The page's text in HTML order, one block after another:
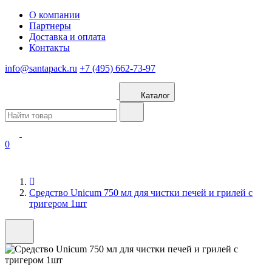
О компании
Партнеры
Доставка и оплата
Контакты
info@santapack.ru +7 (495) 662-73-97
Каталог
0
Средство Unicum 750 мл для чистки печей и грилей с
тригером 1шт